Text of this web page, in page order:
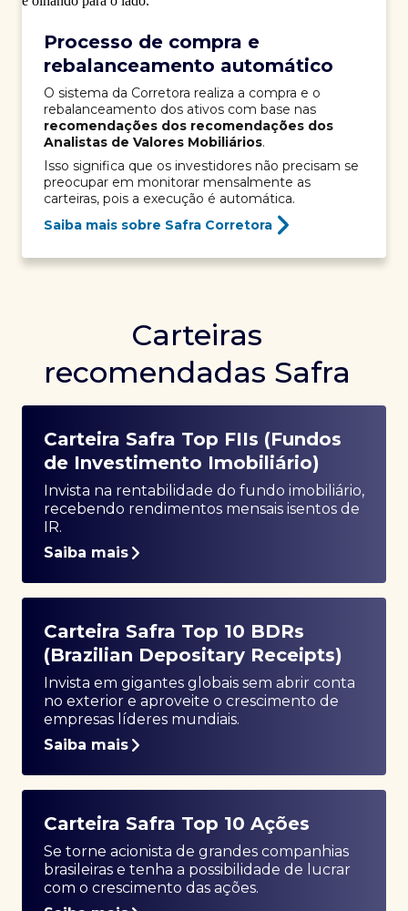
Processo de compra e
rebalanceamento automático
O sistema da Corretora realiza a compra e o
rebalanceamento dos ativos com base nas
recomendações dos recomendações dos
Analistas de Valores Mobiliários.
Isso significa que os investidores não precisam se
preocupar em monitorar mensalmente as
carteiras, pois a execução é automática.
Saiba mais sobre Safra Corretora
Carteiras
recomendadas Safra
Carteira Safra Top FIIs (Fundos
de Investimento Imobiliário)
Invista na rentabilidade do fundo imobiliário,
recebendo rendimentos mensais isentos de
IR.
Saiba mais
Carteira Safra Top 10 BDRs
(Brazilian Depositary Receipts)
Invista em gigantes globais sem abrir conta
no exterior e aproveite o crescimento de
empresas líderes mundiais.
Saiba mais
Carteira Safra Top 10 Ações
Se torne acionista de grandes companhias
brasileiras e tenha a possibilidade de lucrar
com o crescimento das ações.